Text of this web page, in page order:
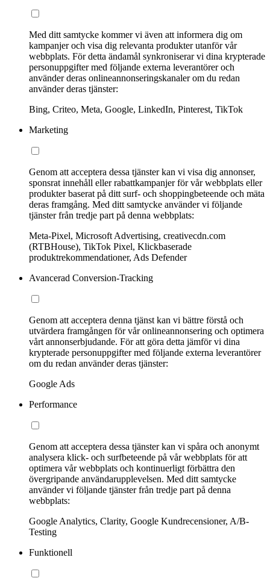
Med ditt samtycke kommer vi även att informera dig om
kampanjer och visa dig relevanta produkter utanför vår
webbplats. För detta ändamål synkroniserar vi dina krypterade
personuppgifter med följande externa leverantörer och
använder deras onlineannonseringskanaler om du redan
använder deras tjänster:
Bing, Criteo, Meta, Google, LinkedIn, Pinterest, TikTok
Marketing
Genom att acceptera dessa tjänster kan vi visa dig annonser,
sponsrat innehåll eller rabattkampanjer för vår webbplats eller
produkter baserat på ditt surf- och shoppingbeteende och mäta
deras framgång. Med ditt samtycke använder vi följande
tjänster från tredje part på denna webbplats:
Meta-Pixel, Microsoft Advertising, creativecdn.com
(RTBHouse), TikTok Pixel, Klickbaserade
produktrekommendationer, Ads Defender
Avancerad Conversion-Tracking
Genom att acceptera denna tjänst kan vi bättre förstå och
utvärdera framgången för vår onlineannonsering och optimera
vårt annonserbjudande. För att göra detta jämför vi dina
krypterade personuppgifter med följande externa leverantörer
om du redan använder deras tjänster:
Google Ads
Performance
Genom att acceptera dessa tjänster kan vi spåra och anonymt
analysera klick- och surfbeteende på vår webbplats för att
optimera vår webbplats och kontinuerligt förbättra den
övergripande användarupplevelsen. Med ditt samtycke
använder vi följande tjänster från tredje part på denna
webbplats:
Google Analytics, Clarity, Google Kundrecensioner, A/B-
Testing
Funktionell